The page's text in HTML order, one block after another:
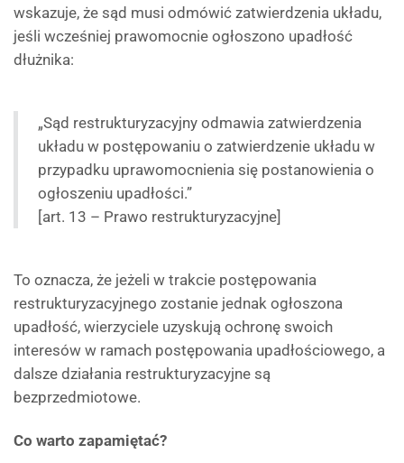
wskazuje, że sąd musi odmówić zatwierdzenia układu,
jeśli wcześniej prawomocnie ogłoszono upadłość
dłużnika:
„Sąd restrukturyzacyjny odmawia zatwierdzenia
układu w postępowaniu o zatwierdzenie układu w
przypadku uprawomocnienia się postanowienia o
ogłoszeniu upadłości.”
[art. 13 – Prawo restrukturyzacyjne]
To oznacza, że jeżeli w trakcie postępowania
restrukturyzacyjnego zostanie jednak ogłoszona
upadłość, wierzyciele uzyskują ochronę swoich
interesów w ramach postępowania upadłościowego, a
dalsze działania restrukturyzacyjne są
bezprzedmiotowe.
Co warto zapamiętać?